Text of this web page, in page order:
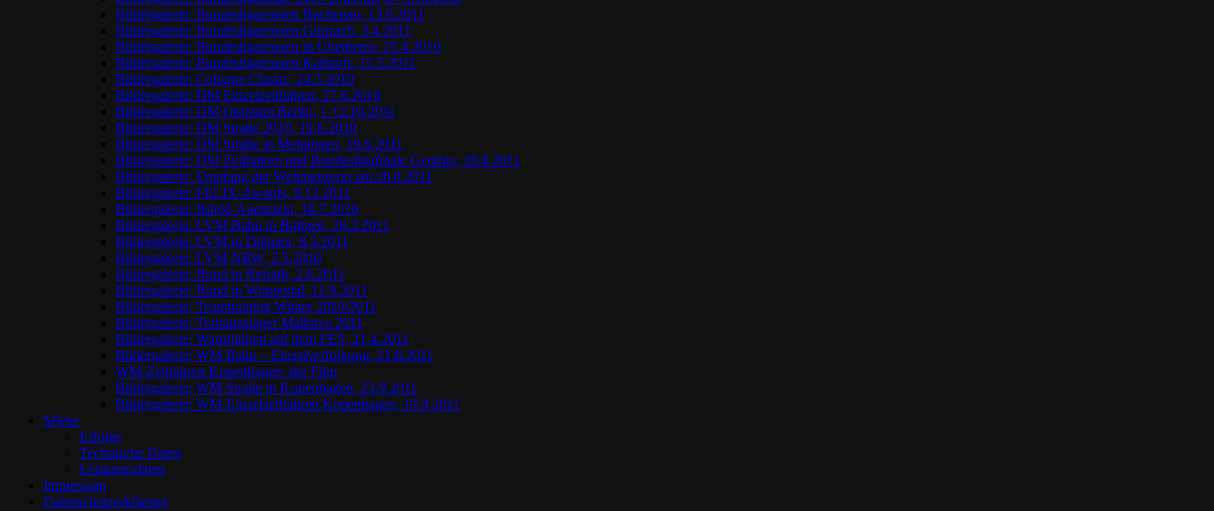
Bildergalerie: Bundesligarennen Buchenau, 13.6.2011
Bildergalerie: Bundesligarennen Günzach, 3.4.2011
Bildergalerie: Bundesligarennen in Überherrn, 25.4.2010
Bildergalerie: Bundesligarennen Karbach, 15.5.2011
Bildergalerie: Cologne Classic, 24.5.2010
Bildergalerie: DM Einzelzeitfahren, 27.6.2010
Bildergalerie: DM Omnium Berlin, 1.+2.10.2011
Bildergalerie: DM Straße 2010, 19.6.2010
Bildergalerie: DM Straße in Meiningen, 19.6.2011
Bildergalerie: DM Zeitfahren und Bundesligafinale Genthin, 28.8.2011
Bildergalerie: Empfang der Weltmeisterin am 26.8.2011
Bildergalerie: FELIX-Awards, 9.12.2011
Bildergalerie: Ilsfeld-Auenstein, 18.7.2010
Bildergalerie: LVM Bahn in Büttgen, 26.3.2011
Bildergalerie: LVM in Dülmen, 8.5.2011
Bildergalerie: LVM NRW, 2.5.2010
Bildergalerie: Rund in Refrath, 2.6.2011
Bildergalerie: Rund in Wuppertal, 11.9.2011
Bildergalerie: Teamtraining Winter 2010/2011
Bildergalerie: Trainingslager Mallorca 2011
Bildergalerie: Warmfahren auf dem FES, 21.4.2011
Bildergalerie: WM Bahn – Einzelverfolgung, 21.8.2011
WM-Zeitfahren Kopenhagen: der Film
Bildergalerie: WM Straße in Kopenhagen, 23.9.2011
Bildergalerie: WM-Einzelzeitfahren Kopenhagen, 19.9.2011
Mieke
Erfolge
Technische Daten
Leistungsdaten
Impressum
Datenschutzerklärung